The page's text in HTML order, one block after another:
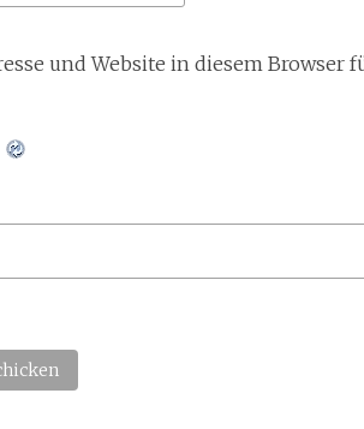
und Website in diesem